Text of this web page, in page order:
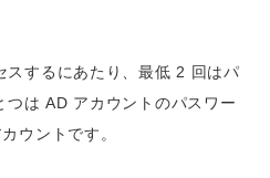
スするにあたり、最低 2 回はパ
つは AD アカウントのパスワー
ウントです。